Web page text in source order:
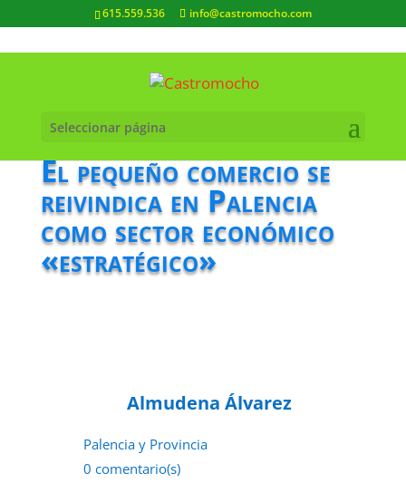
615.559.536 info@castromocho.com
Seleccionar página
El pequeño comercio se
reivindica en Palencia
como sector económico
«estratégico»
Almudena Álvarez
Palencia y Provincia
0 comentario(s)